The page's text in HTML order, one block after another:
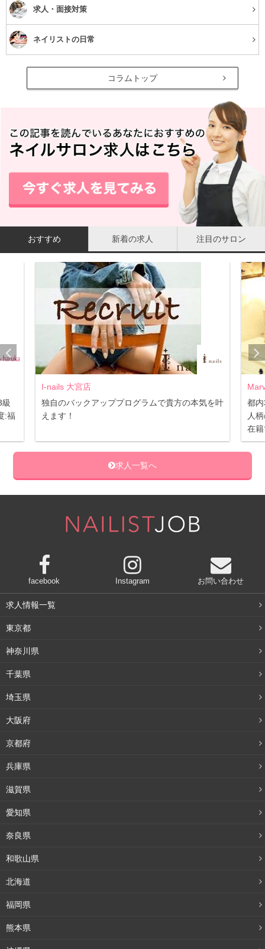
求人・面接対策
ネイリストの日常
コラムトップ
おすすめ 新着の求人 注目のサロン
:福
I-nails 大宮店
独自のバックアッププログラムで貴方の本気を叶
えます！
都
人
在
求人一覧へ
facebook Instagram お問い合わせ
求人情報一覧
東京都
神奈川県
千葉県
埼玉県
大阪府
京都府
兵庫県
滋賀県
愛知県
奈良県
和歌山県
北海道
福岡県
熊本県